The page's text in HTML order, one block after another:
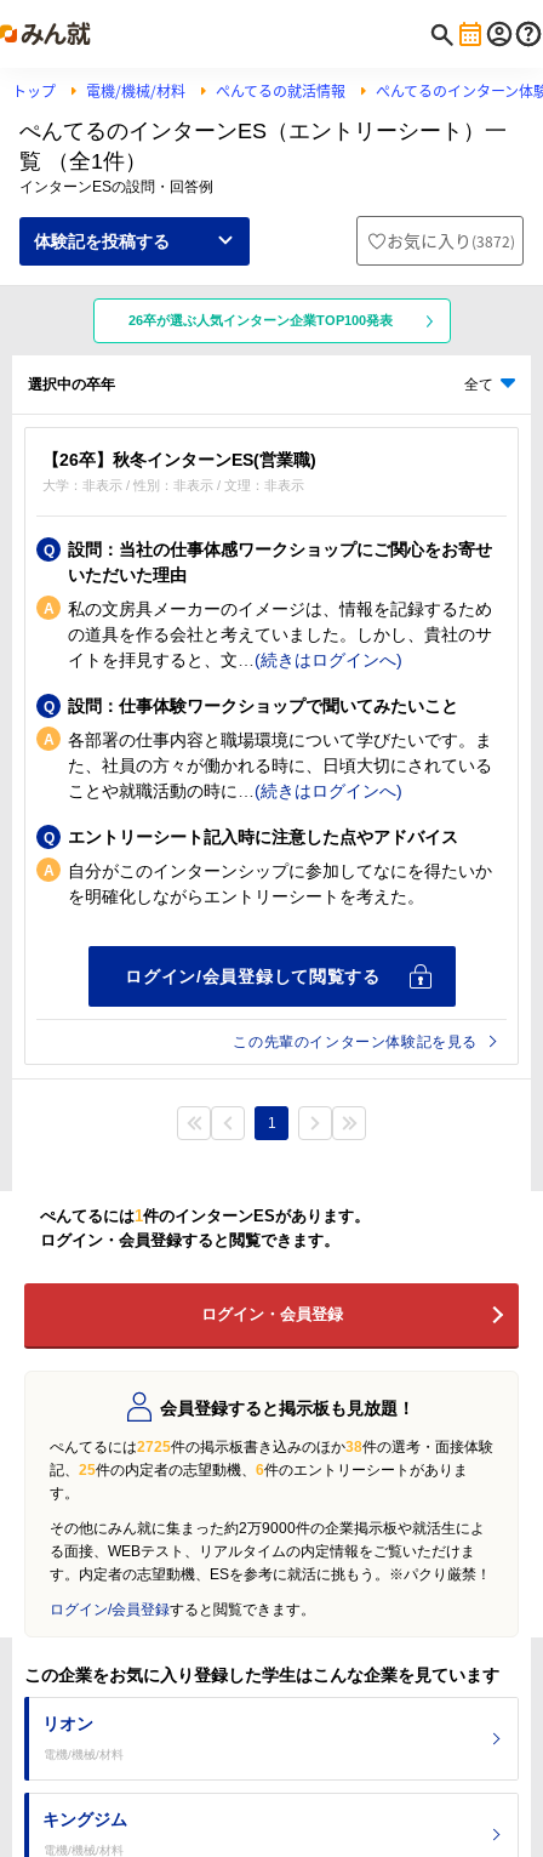
トップ 電機/機械/材料 ぺんてるの就活情報 ぺんてるのインターン体
ぺんてるのインターンES（エントリーシート）一
覧 （全1件）
インターンESの設問・回答例
体験記を投稿する お気に入り (3872)
26卒が選ぶ人気インターン企業TOP100発表
選択中の卒年 全て
【26卒】秋冬インターンES(営業職)
大学：非表示 / 性別：非表示 / 文理：非表示
設問：当社の仕事体感ワークショップにご関心をお寄せ
いただいた理由
私の文房具メーカーのイメージは、情報を記録するため
の道具を作る会社と考えていました。しかし、貴社のサ
イトを拝見すると、文
設問：仕事体験ワークショップで聞いてみたいこと
各部署の仕事内容と職場環境について学びたいです。ま
た、社員の方々が働かれる時に、日頃大切にされている
ことや就職活動の時に
エントリーシート記入時に注意した点やアドバイス
自分がこのインターンシップに参加してなにを得たいか
を明確化しながらエントリーシートを考えた。
この先輩のインターン体験記を見る
1
ぺんてるには1件のインターンESがあります。
ログイン・会員登録すると閲覧できます。
ログイン・会員登録
会員登録すると掲示板も見放題！
ぺんてるには2725件の掲示板書き込みのほか38件の選考・面接体験
記、 25件の内定者の志望動機、 6件のエントリーシートがありま
す。
その他にみん就に集まった約2万9000件の企業掲示板や就活生によ
る面接、WEBテスト、リアルタイムの内定情報をご覧いただけま
す。内定者の志望動機、ESを参考に就活に挑もう。※パクり厳禁！
ログイン/会員登録すると閲覧できます。
この企業をお気に入り登録した学生はこんな企業を見ています
リオン
電機/機械/材料
キングジム
電機/機械/材料